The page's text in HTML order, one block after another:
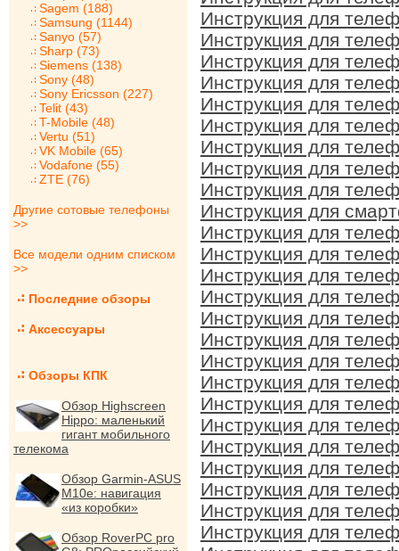
Sagem (188)
Samsung (1144)
Sanyo (57)
Sharp (73)
Siemens (138)
Sony (48)
Sony Ericsson (227)
Telit (43)
T-Mobile (48)
Vertu (51)
VK Mobile (65)
Vodafone (55)
ZTE (76)
Другие сотовые телефоны
>>
Все модели одним списком
>>
Последние обзоры
Аксессуары
Обзоры КПК
Обзор Highscreen
Hippo: маленький
гигант мобильного
телекома
Обзор Garmin-ASUS
M10e: навигация
«из коробки»
Обзор RoverPC pro
Инструкция для
Инструкция для
Инструкция для
Инструкция для
Инструкция для
Инструкция для
Инструкция для
Инструкция для
Инструкция для
Инструкция для
Инструкция для
Инструкция для
Инструкция для
Инструкция для
Инструкция для
Инструкция для
Инструкция для
Инструкция для
Инструкция для
Инструкция для
Инструкция для
Инструкция для
Инструкция для
Инструкция для
Инструкция для